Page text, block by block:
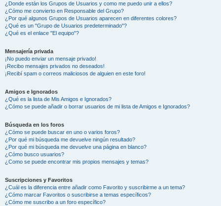
¿Donde están los Grupos de Usuarios y como me puedo unir a ellos?
¿Cómo me convierto en Responsable del Grupo?
¿Por qué algunos Grupos de Usuarios aparecen en diferentes colores?
¿Qué es un "Grupo de Usuarios predeterminado"?
¿Qué es el enlace "El equipo"?
Mensajería privada
¡No puedo enviar un mensaje privado!
¡Recibo mensajes privados no deseados!
¡Recibí spam o correos maliciosos de alguien en este foro!
Amigos e Ignorados
¿Qué es la lista de Mis Amigos e Ignorados?
¿Cómo se puede añadir o borrar usuarios de mi lista de Amigos e Ignorados?
Búsqueda en los foros
¿Cómo se puede buscar en uno o varios foros?
¿Por qué mi búsqueda me devuelve ningún resultado?
¿Por qué mi búsqueda me devuelve una página en blanco?
¿Cómo busco usuarios?
¿Como se puede encontrar mis propios mensajes y temas?
Suscripciones y Favoritos
¿Cuál es la diferencia entre añadir como Favorito y suscribirme a un tema?
¿Cómo marcar Favoritos o suscribirse a temas específicos?
¿Cómo me suscribo a un foro específico?